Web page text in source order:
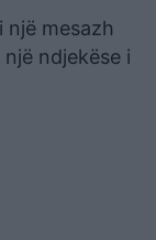
një mesazh
ndjekëse i